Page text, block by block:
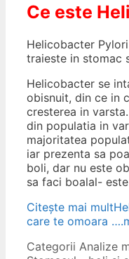
Ce este
Helicobacter
traieste in stomac
Helicobacter se
obisnuit, din ce in
cresterea in
din populatia in
majoritatea
iar prezenta sa
boli, dar nu este
sa faci boalal-
Citește mai mult
care te omoara
Categorii Analize